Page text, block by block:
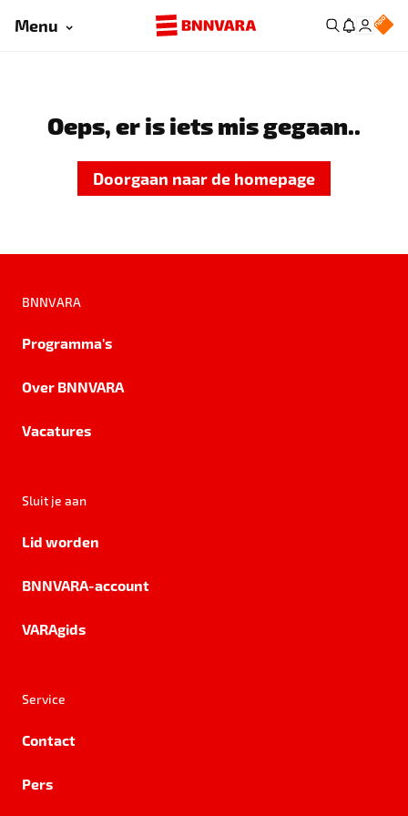
Menu
Oeps, er is iets mis gegaan..
Doorgaan naar de homepage
BNNVARA
Programma's
Over BNNVARA
Vacatures
Sluit je aan
Lid worden
BNNVARA-account
VARAgids
Service
Contact
Pers